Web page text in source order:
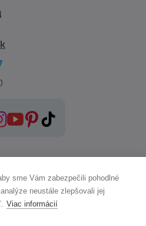
sme Vám zabezpečili pohodlné
neustále zlepšovali jej
Viac informácií